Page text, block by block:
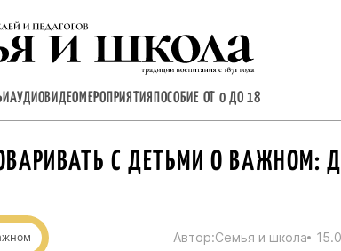
АУДИОВИДЕОМЕРОПРИЯТИЯ ПОСОБИЕ ОТ 0 ДО 18
С ДЕТЬМИ О ВАЖНОМ:
Автор:Семья и школа